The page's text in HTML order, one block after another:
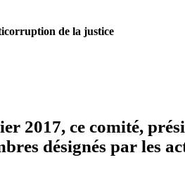
de la justice
2017, ce comité,
désignés par les